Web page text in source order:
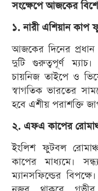
সংক্ষেপে আজকের
১. নারী এশিয়ান কাপ
আজকের দিনের
দুটি গুরুত্বপূর্ণ
চায়নিজ তাইপে ও
স্বাগতিক ভারতের
হবে এশীয় পরাশক্তি
২. এফএ কাপের
ইংলিশ ফুটবল
কাপের মাধ্যমে।
ম্যানসফিল্ডের